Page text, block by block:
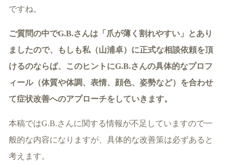
ですね。
ご質問の中でG.B.さんは「爪が薄く割れやすい」とあり
ましたので、もしも私（山浦卓）に正式な相談依頼を頂
けるのならば、このヒントにG.B.さんの具体的なプロフ
ィール（体質や体調、表情、顔色、姿勢など）を合わせ
て症状改善へのアプローチをしていきます。
本稿ではG.B.さんに関する情報が不足していますので一
般的な内容になりますが、具体的な改善策は必ずあると
考えます。